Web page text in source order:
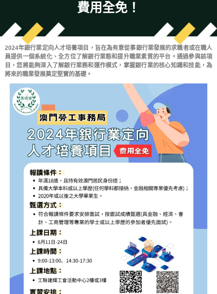
費用全免！
2024年銀行業定向人才培養項目，旨在為有意從事銀行業發展的求職者或在職人
員提供一個系統化、全方位了解銀行業態和提升職業素質的平台。通過參與該項
目，您將能夠深入了解銀行業務和運作模式，掌握銀行業的核心知識和技能，為
將來的職業發展奠定堅實的基礎。